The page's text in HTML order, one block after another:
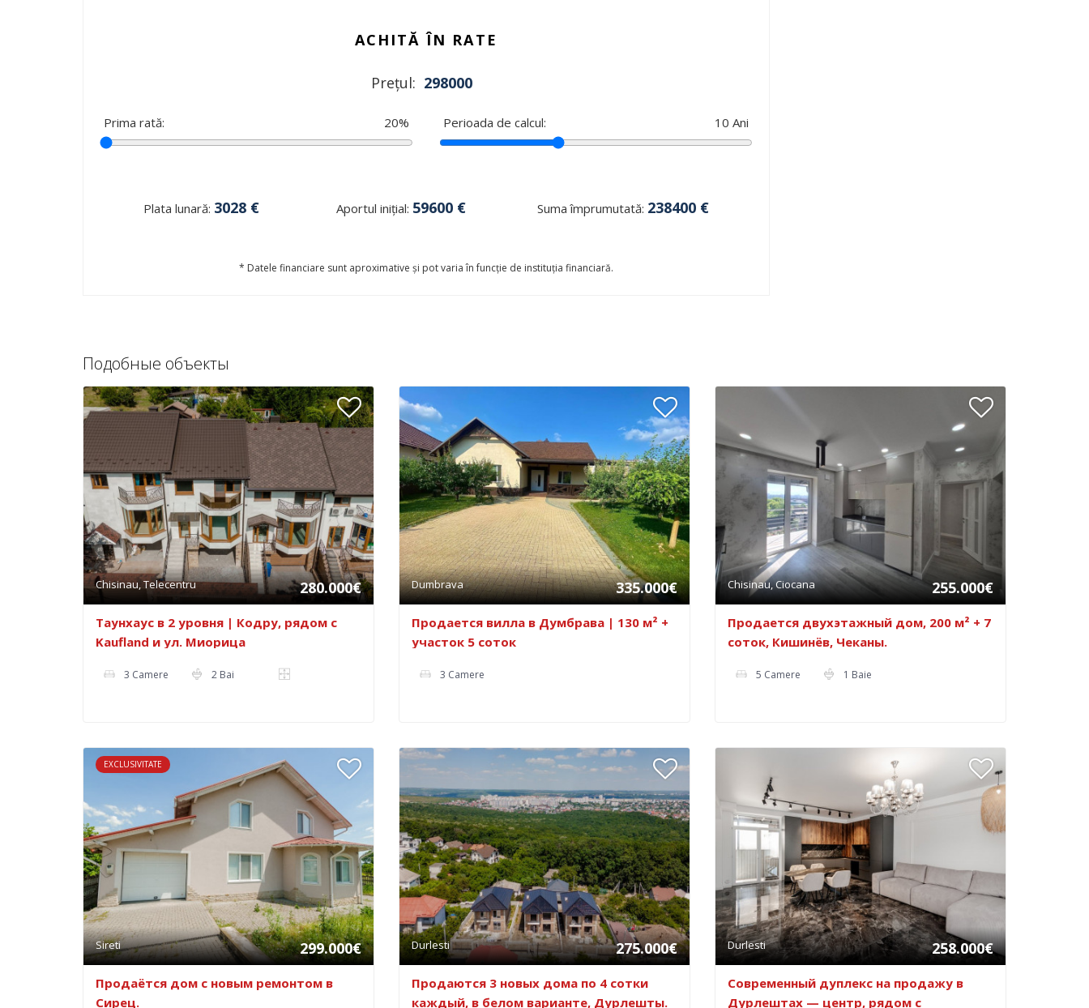
ACHITĂ ÎN RATE
Prețul: 298000
Prima rată: 20% Perioada de calcul: 10 Ani
Plata lunară: 3028€ Aportul inițial: 59600€ Suma împrumutată: 238400€
* Datele financiare sunt aproximative și pot varia în funcție de instituția financiară.
Подобные объекты
Chisinau, Telecentru 280.000€
Таунхаус в 2 уровня | Кодру, рядом с
Kaufland и ул. Миорица
3 Camere 2 Bai
Dumbrava 335.000€
Продается вилла в Думбрава | 130 м² +
участок 5 соток
3 Camere
Chisinau, Ciocana 255.000€
Продается двухэтажный дом, 200 м² + 7
соток, Кишинёв, Чеканы.
5 Camere 1 Baie
EXCLUSIVITATE
Sireti 299.000€
Продаётся дом с новым ремонтом в
Сирец.
Durlesti 275.000€
Продаются 3 новых дома по 4 сотки
каждый, в белом варианте, Дурлешты.
Durlesti 258.000€
Современный дуплекс на продажу в
Дурлештах — центр, рядом с